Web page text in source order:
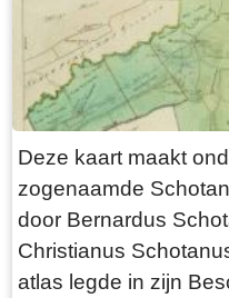
Deze kaart maakt
zogenaamde
door Bernardus
Christianus
atlas legde in zijn